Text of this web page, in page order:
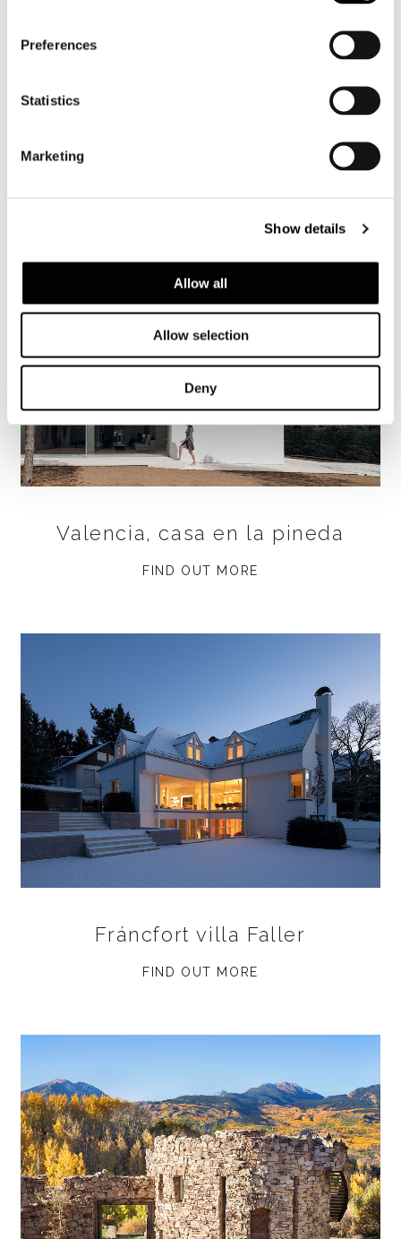
Preferences
Statistics
Marketing
Show details
Allow all
Allow selection
Deny
Valencia, casa en la pineda
FIND OUT MORE
Fráncfort villa Faller
FIND OUT MORE